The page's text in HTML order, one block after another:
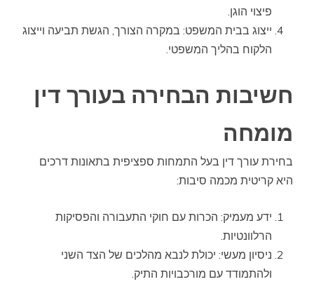
פיצוי הוגן.
ייצוג בבית המשפט: במקרה הצורך, הגשת תביעה וייצוג
הלקוח בהליך המשפטי.
חשיבות הבחירה בעורך דין
מומחה
בחירת עורך דין בעל התמחות ספציפית בתאונות דרכים
היא קריטית מכמה סיבות:
ידע מעמיק: הכרות עם חוקי התעבורה והפסיקות
הרלוונטיות.
ניסיון מעשי: יכולת לנבא מהלכים של הצד השני
ולהתמודד עם מורכבויות התיק.